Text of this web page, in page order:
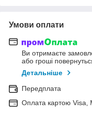
Умови оплати
Ви отримаєте
або гроші
Детальніше
Передплата
Оплата картою Visa,